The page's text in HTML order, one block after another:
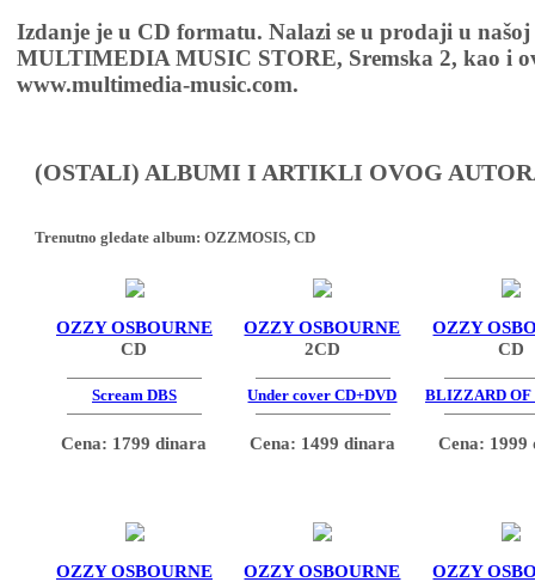
Izdanje je u CD formatu. Nalazi se u prodaji u
MULTIMEDIA MUSIC STORE, Sremska 2, kao i
www.multimedia-music.com.
(OSTALI) ALBUMI I ARTIKLI OVOG
Trenutno gledate album: OZZMOSIS, CD
OZZY OSBOURNE
CD
Scream DBS
Cena: 1799 dinara
OZZY OSBOURNE
2CD
Under cover CD+DVD
Cena: 1499 dinara
OZZY
CD
BLIZZARD OF
Cena: 1999
OZZY OSBOURNE
OZZY OSBOURNE
OZZY